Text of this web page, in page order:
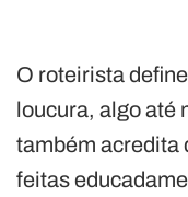
O roteirista
loucura, algo até
também acredita
feitas